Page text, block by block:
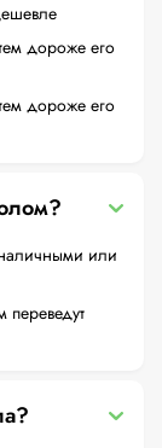
дороже его
дороже его
или
переведут